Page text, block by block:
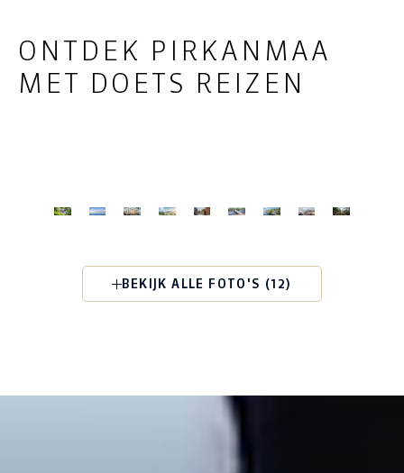
ONTDEK PIRKANMAA
MET DOETS REIZEN
BEKIJK ALLE FOTO'S (12)